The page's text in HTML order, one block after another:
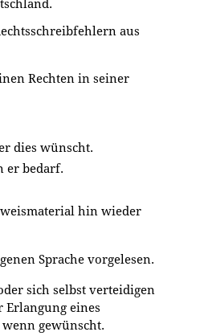
aus
Rechten in seiner
dies wünscht.
er bedarf.
hin wieder
Sprache vorgelesen.
sich selbst verteidigen
eines
gewünscht.